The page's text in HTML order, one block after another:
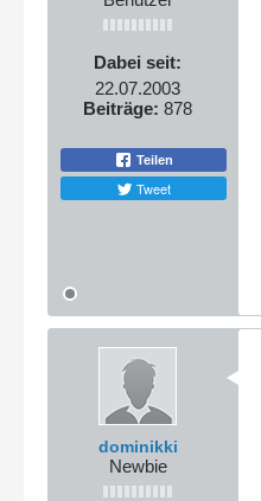
Dabei seit:
22.07.2003
Beiträge: 878
Teilen
Tweet
dominikki
Newbie